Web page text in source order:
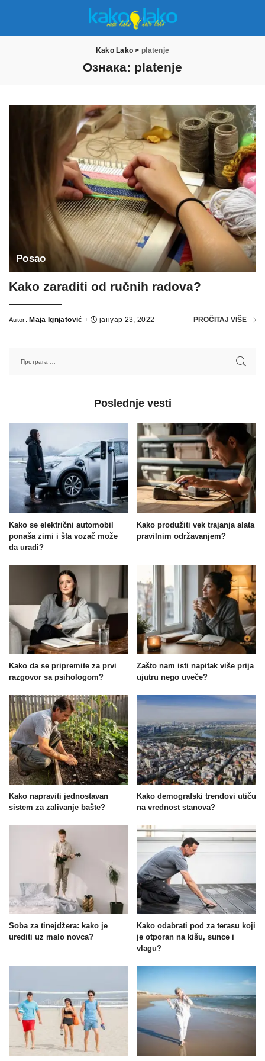
Kako Lako > platenje
Ознака: platenje
Posao
Kako zaraditi od ručnih radova?
Autor: Maja Ignjatović јануар 23, 2022 PROČITAJ VIŠE
Poslednje vesti
Kako se električni automobil
ponaša zimi i šta vozač može
da uradi?
Kako produžiti vek trajanja alata
pravilnim održavanjem?
Kako da se pripremite za prvi
razgovor sa psihologom?
Zašto nam isti napitak više prija
ujutru nego uveče?
Kako napraviti jednostavan
sistem za zalivanje bašte?
Kako demografski trendovi utiču
na vrednost stanova?
Soba za tinejdžera: kako je
urediti uz malo novca?
Kako odabrati pod za terasu koji
je otporan na kišu, sunce i
vlagu?